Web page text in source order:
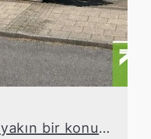
Sakin ve doğaya yakın bir konumda, balkonlu şirin dubleks daire